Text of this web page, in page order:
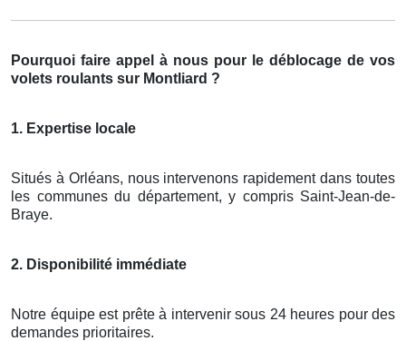
Pourquoi faire appel à nous pour le déblocage de vos
volets roulants sur Montliard ?
1. Expertise locale
Situés à Orléans, nous intervenons rapidement dans toutes
les communes du département, y compris Saint-Jean-de-
Braye.
2. Disponibilité immédiate
Notre équipe est prête à intervenir sous 24 heures pour des
demandes prioritaires.